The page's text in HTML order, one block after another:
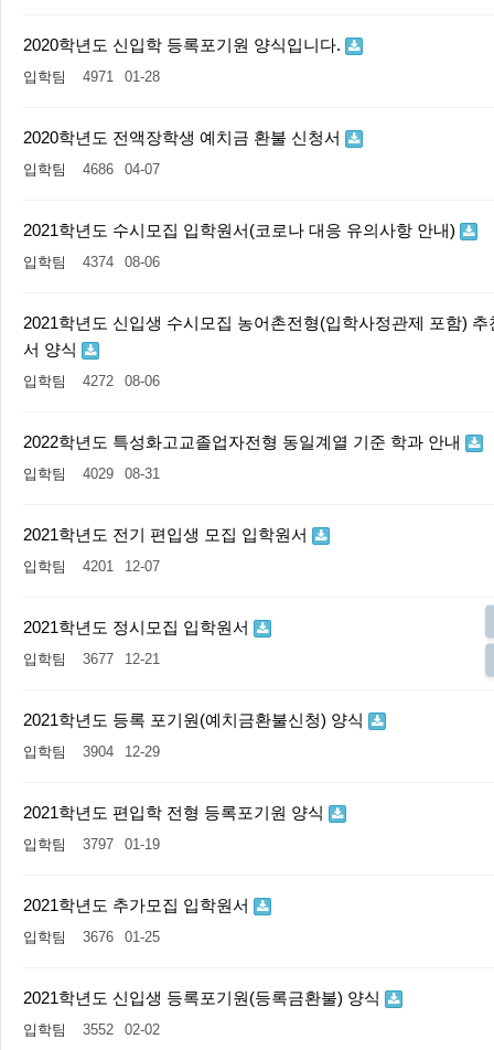
2020학년도 신입학 등록포기원 양식입니다.
입학팀 4971 01-28
2020학년도 전액장학생 예치금 환불 신청서
입학팀 4686 04-07
2021학년도 수시모집 입학원서(코로나 대응 유의사항 안내)
입학팀 4374 08-06
2021학년도 신입생 수시모집 농어촌전형(입학사정관제 포함) 추
서 양식
입학팀 4272 08-06
2022학년도 특성화고교졸업자전형 동일계열 기준 학과 안내
입학팀 4029 08-31
2021학년도 전기 편입생 모집 입학원서
입학팀 4201 12-07
2021학년도 정시모집 입학원서
입학팀 3677 12-21
2021학년도 등록 포기원(예치금환불신청) 양식
입학팀 3904 12-29
2021학년도 편입학 전형 등록포기원 양식
입학팀 3797 01-19
2021학년도 추가모집 입학원서
입학팀 3676 01-25
2021학년도 신입생 등록포기원(등록금환불) 양식
입학팀 3552 02-02